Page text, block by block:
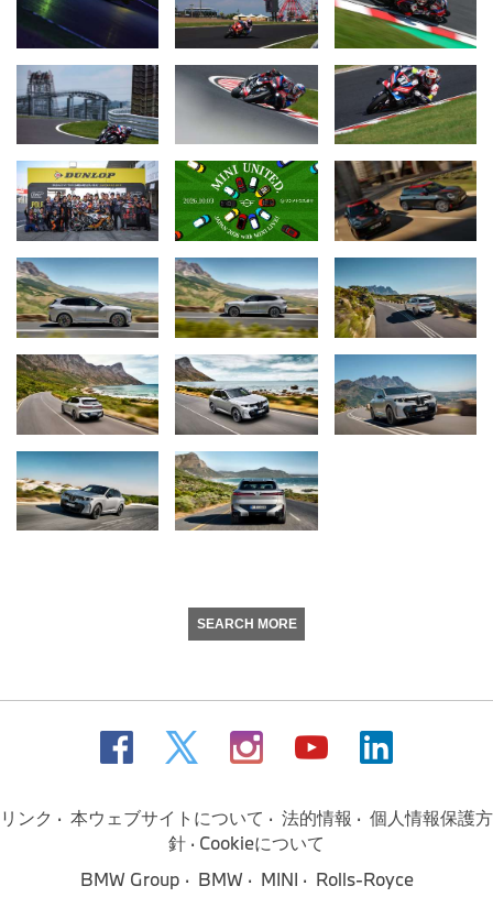
SEARCH MORE
リンク 本ウェブサイトについて 法的情報
個人情報保護方
針
Cookieについて
BMW Group
BMW MINI Rolls-Royce